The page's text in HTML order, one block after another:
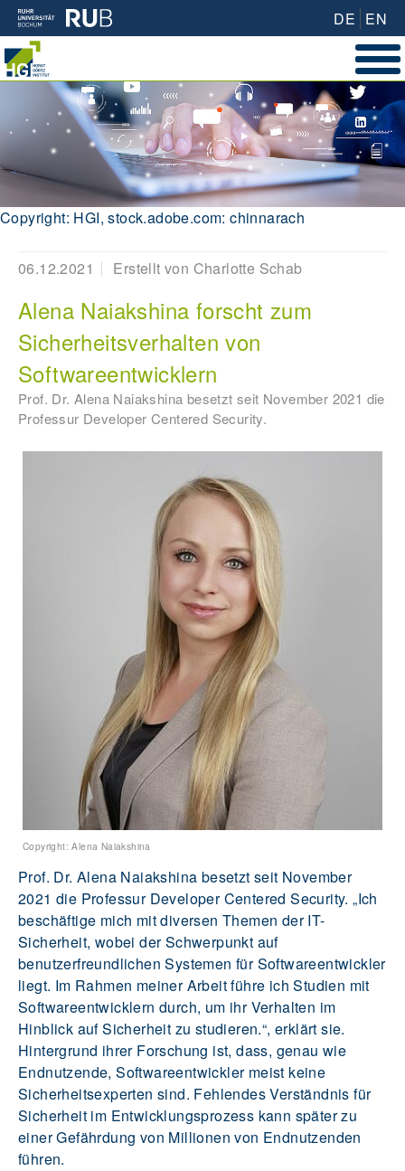
DE EN
Copyright: HGI, stock.adobe.com: chinnarach
06.12.2021 Erstellt von Charlotte Schab
Alena Naiakshina forscht zum
Sicherheitsverhalten von
Softwareentwicklern
Prof. Dr. Alena Naiakshina besetzt seit November 2021 die
Professur Developer Centered Security.
Copyright: Alena Naiakshina
Prof. Dr. Alena Naiakshina besetzt seit November
2021 die Professur Developer Centered Security. „Ich
beschäftige mich mit diversen Themen der IT-
Sicherheit, wobei der Schwerpunkt auf
benutzerfreundlichen Systemen für Softwareentwickler
liegt. Im Rahmen meiner Arbeit führe ich Studien mit
Softwareentwicklern durch, um ihr Verhalten im
Hinblick auf Sicherheit zu studieren.“, erklärt sie.
Hintergrund ihrer Forschung ist, dass, genau wie
Endnutzende, Softwareentwickler meist keine
Sicherheitsexperten sind. Fehlendes Verständnis für
Sicherheit im Entwicklungsprozess kann später zu
einer Gefährdung von Millionen von Endnutzenden
führen.